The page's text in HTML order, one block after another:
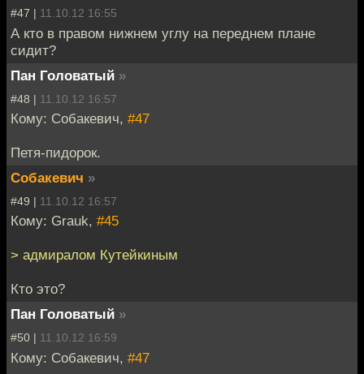
#47 | 11.10.12 16:55
А кто в правом нижнем углу на переднем плане
сидит?
Пан Головатый »
#48 | 11.10.12 16:57
Кому: Собакевич, #47
Петя-пидорок.
Собакевич »
#49 | 11.10.12 16:57
Кому: Grauk, #45
> адмиралом Кутейкиным
Кто это?
Пан Головатый »
#50 | 11.10.12 16:59
Кому: Собакевич, #47